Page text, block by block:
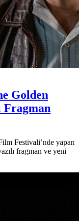
Golden
Fragman
Festivali’nde yapan
fragman ve yeni